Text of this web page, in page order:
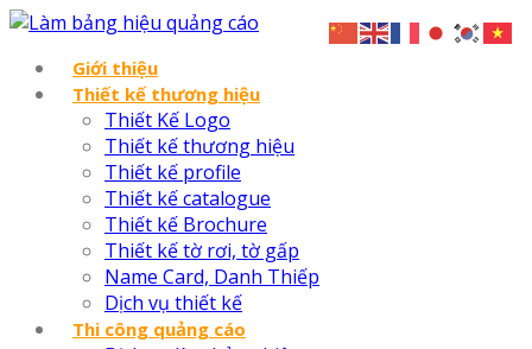
Giới thiệu
Thiết kế thương hiệu
Thiết Kế Logo
Thiết kế thương hiệu
Thiết kế profile
Thiết kế catalogue
Thiết kế Brochure
Thiết kế tờ rơi, tờ gấp
Name Card, Danh Thiếp
Dịch vụ thiết kế
Thi công quảng cáo